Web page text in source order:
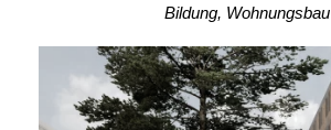
Bildung, Wohnungsbau